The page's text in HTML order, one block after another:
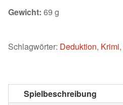
Gewicht: 69 g
Schlagwörter: Deduktion, Krimi,
Spielbeschreibung